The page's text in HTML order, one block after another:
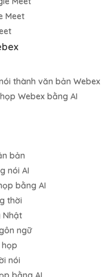
Meet
thành văn bản Webex
Webex bằng AI
bản
nói AI
bằng AI
thời
Nhật
ngữ
họp
nói